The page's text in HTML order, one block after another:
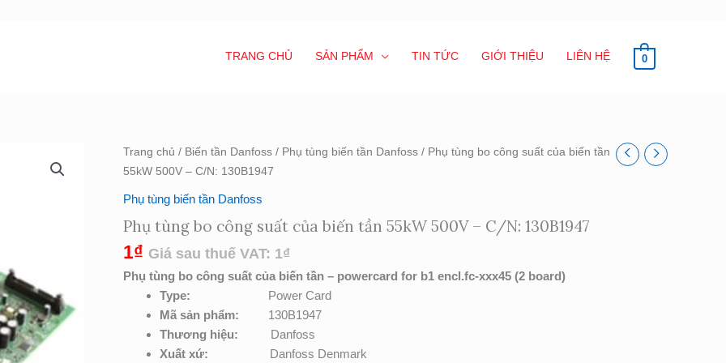
TRANG CHỦ SẢN PHẨM TIN TỨC GIỚI THIỆU LIÊN HỆ 0
Trang chủ / Biến tần Danfoss / Phụ tùng biến tần Danfoss / Phụ tùng bo công suất của biến tần
55kW 500V – C/N: 130B1947
Phụ tùng biến tần Danfoss
Phụ tùng bo công suất của biến tần 55kW 500V – C/N: 130B1947
1₫ Giá sau thuế VAT: 1₫
Phụ tùng bo công suất của biến tần – powercard for b1 encl.fc-xxx45 (2 board)
Type:
Power Card
Mã sản phẩm: 130B1947
Thương hiệu: Danfoss
Xuất xứ: Danfoss Denmark
Phụ
tùng
công
suất
của